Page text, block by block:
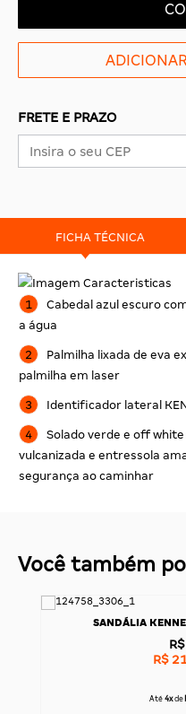
FRETE E PRAZO
FICHA TÉCNICA
Cabedal azul escuro
a água
Palmilha lixada de eva
palmilha em laser
Identificador lateral
Solado verde e off
vulcanizada e entressola
segurança ao caminhar
Você também
SANDÁLIA
R$
Até 4x de